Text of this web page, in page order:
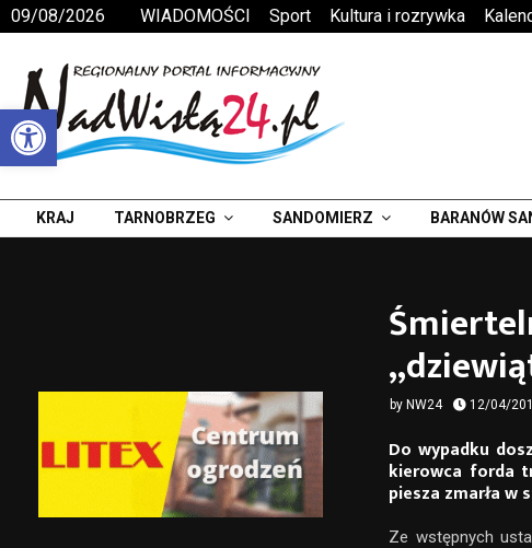
Otwórz pasek narzędzi
09/08/2026 WIADOMOŚCI Sport Kultura i rozrywka
KRAJ TARNOBRZEG SANDOMIERZ BARANÓW
by NW24 12/04/
Do wypadku
kierowca forda
piesza zmarła w
Ze wstępnych